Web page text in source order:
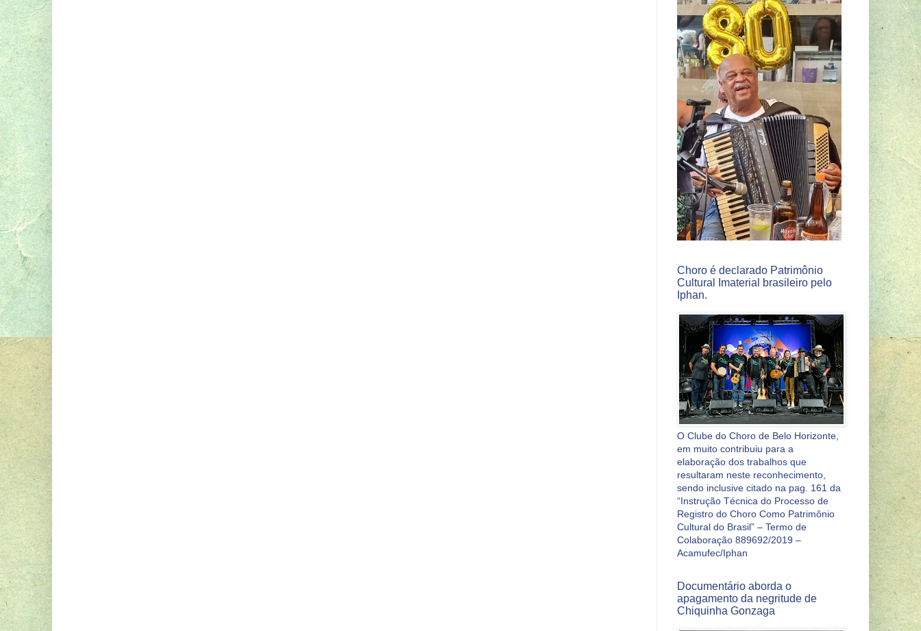
Choro é declarado Patrimônio
Cultural Imaterial brasileiro pelo
Iphan.
O Clube do Choro de Belo Horizonte,
em muito contribuiu para a
elaboração dos trabalhos que
resultaram neste reconhecimento,
sendo inclusive citado na pag. 161 da
“Instrução Técnica do Processo de
Registro do Choro Como Patrimônio
Cultural do Brasil” – Termo de
Colaboração 889692/2019 –
Acamufec/Iphan
Documentário aborda o
apagamento da negritude de
Chiquinha Gonzaga